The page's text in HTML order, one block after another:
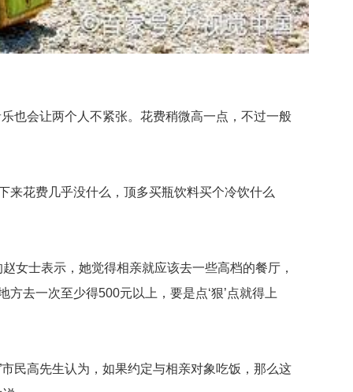
会让两个人不紧张。花费稍微高一点，不过一般
花费几乎没什么，顶多买瓶饮料买个冷饮什么
士表示，她觉得相亲就应该去一些高档的餐厅，
去一次至少得500元以上，要是点‘狠’点就得上
高先生认为，如果约定与相亲对象吃饭，那么这